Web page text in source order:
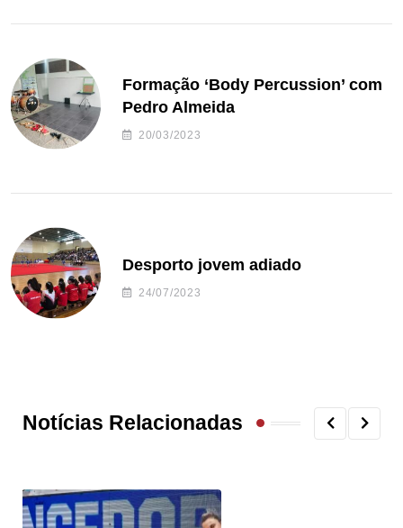
Formação ‘Body Percussion’ com
Pedro Almeida
20/03/2023
Desporto jovem adiado
24/07/2023
Notícias Relacionadas